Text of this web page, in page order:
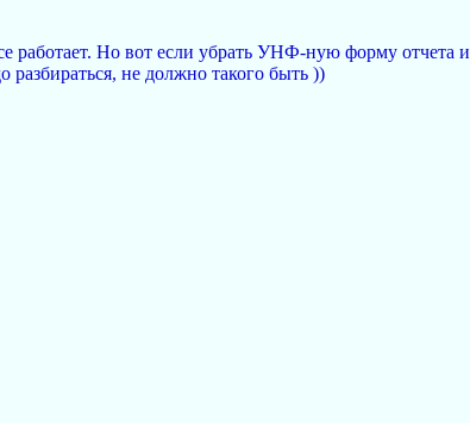
работает. Но вот если убрать УНФ-ную форму отчета и
не должно такого быть ))